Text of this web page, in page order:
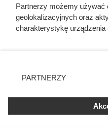
Kawa za darmo bez limitu
trwa promocja 1+1 gratis na
Partnerzy możemy używać
geolokalizacyjnych oraz
charakterystykę urządzenia
zmienić/wycofać klikając
znajdujący się w lewym
rodzaje przetwarzania
użytkownika, ale masz
przetwarzaniu. Preferencje
PARTNERZY